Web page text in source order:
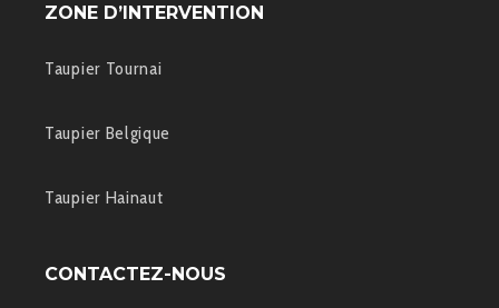
ZONE D’INTERVENTION
Taupier Tournai
Taupier Belgique
Taupier Hainaut
CONTACTEZ-NOUS